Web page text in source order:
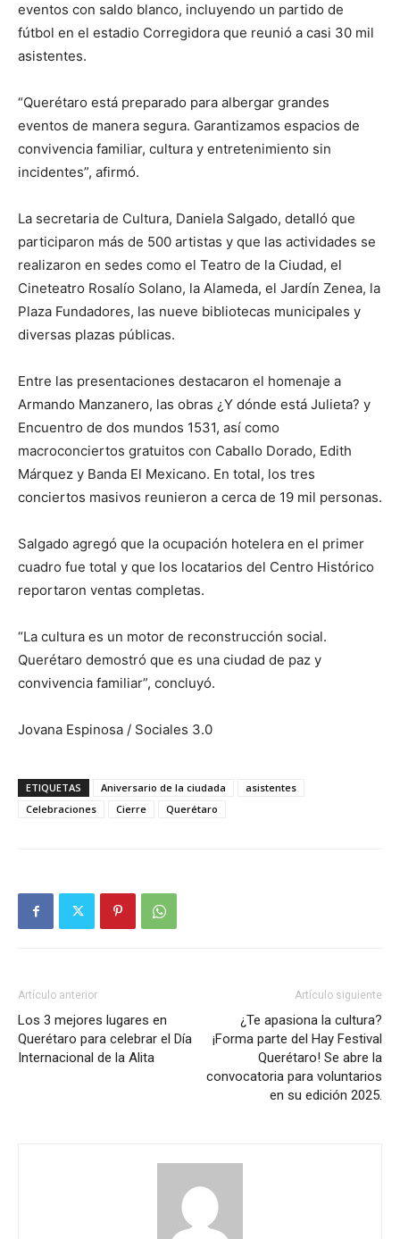
eventos con saldo blanco, incluyendo un partido de
fútbol en el estadio Corregidora que reunió a casi 30 mil
asistentes.
“Querétaro está preparado para albergar grandes
eventos de manera segura. Garantizamos espacios de
convivencia familiar, cultura y entretenimiento sin
incidentes”, afirmó.
La secretaria de Cultura, Daniela Salgado, detalló que
participaron más de 500 artistas y que las actividades se
realizaron en sedes como el Teatro de la Ciudad, el
Cineteatro Rosalío Solano, la Alameda, el Jardín Zenea, la
Plaza Fundadores, las nueve bibliotecas municipales y
diversas plazas públicas.
Entre las presentaciones destacaron el homenaje a
Armando Manzanero, las obras ¿Y dónde está Julieta? y
Encuentro de dos mundos 1531, así como
macroconciertos gratuitos con Caballo Dorado, Edith
Márquez y Banda El Mexicano. En total, los tres
conciertos masivos reunieron a cerca de 19 mil personas.
Salgado agregó que la ocupación hotelera en el primer
cuadro fue total y que los locatarios del Centro Histórico
reportaron ventas completas.
“La cultura es un motor de reconstrucción social.
Querétaro demostró que es una ciudad de paz y
convivencia familiar”, concluyó.
Jovana Espinosa / Sociales 3.0
ETIQUETAS Aniversario de la ciudada
asistentes
Celebraciones
Cierre Querétaro
Artículo anterior
Los 3 mejores lugares en
Querétaro para celebrar el Día
Internacional de la Alita
Artículo siguiente
¿Te apasiona la cultura?
¡Forma parte del Hay Festival
Querétaro! Se abre la
convocatoria para voluntarios
en su edición 2025.